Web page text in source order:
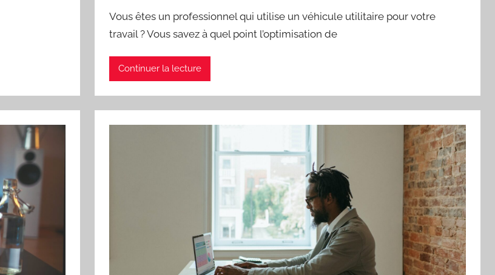
Vous êtes un professionnel qui utilise un véhicule utilitaire pour votre
travail ? Vous savez à quel point l’optimisation de
Continuer la lecture